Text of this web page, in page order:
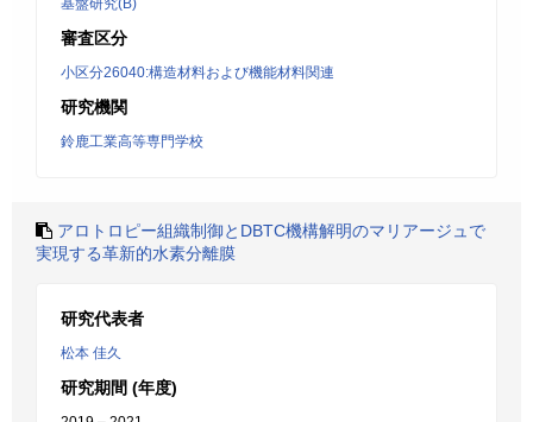
基盤研究(B)
審査区分
小区分26040:構造材料および機能材料関連
研究機関
鈴鹿工業高等専門学校
アロトロピー組織制御とDBTC機構解明のマリアージュで
実現する革新的水素分離膜
研究代表者
松本 佳久
研究期間 (年度)